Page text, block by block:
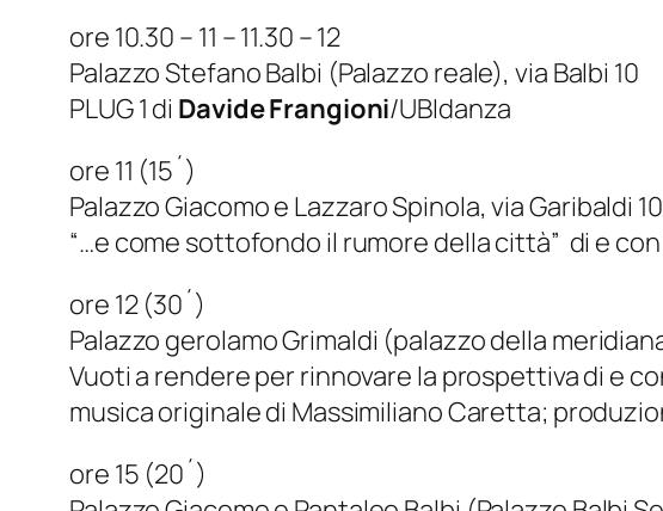
ore 10.30 – 11 – 11.30 – 12
Palazzo Stefano Balbi (Palazzo reale), via Balbi 10
PLUG 1 di Davide Frangioni/UBIdanza
ore 11 (15´)
Palazzo Giacomo e Lazzaro Spinola, via Garibaldi 10
“…e come sottofondo il rumore della città” di e con
ore 12 (30´)
Palazzo gerolamo Grimaldi (palazzo della
Vuoti a rendere per rinnovare la prospettiva di e
musica originale di Massimiliano Caretta;
ore 15 (20´)